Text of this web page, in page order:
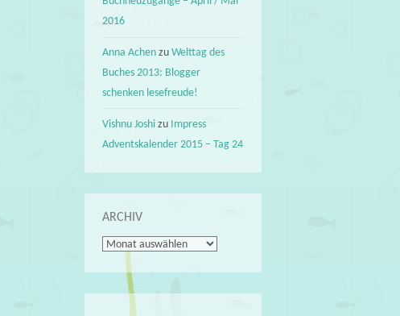
2016
Anna Achen zuWelttag des
Buches 2013: Blogger
schenken lesefreude!
Vishnu Joshi zu Impress
Adventskalender 2015 – Tag 24
ARCHIV
Archiv